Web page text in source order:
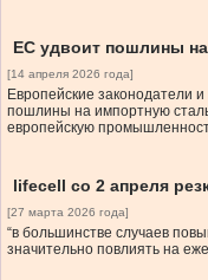
ЕС удвоит пошлины
[14 апреля 2026 года]
Европейские законодатели
пошлины на импортную
европейскую
lifecell со 2 апреля
[27 марта 2026 года]
“в большинстве случаев
значительно повлиять на